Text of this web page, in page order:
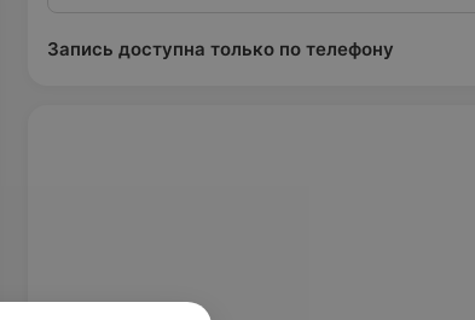
Запись доступна только по телефону